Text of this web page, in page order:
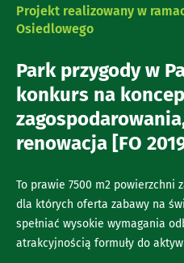
Projekt realizowany w
Osiedlowego
Park przygody w
konkurs na
renowacja [FO
To prawie 7500 m2 powierzchni
dla których oferta zabawy na
spełniać wysokie wymagania
atrakcyjnością formuły do